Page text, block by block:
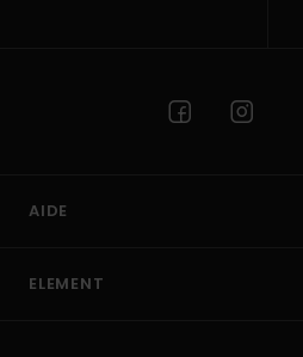
AIDE
ELEMENT